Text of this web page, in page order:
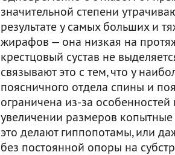
значительной степени
результате у самых больших и
жирафов — она низкая на
крестцовый сустав не
связывают это с тем, что у
поясничного отдела спины и
ограничена из-за
увеличении размеров копытные
это делают гиппопотамы, или
без постоянной опоры на